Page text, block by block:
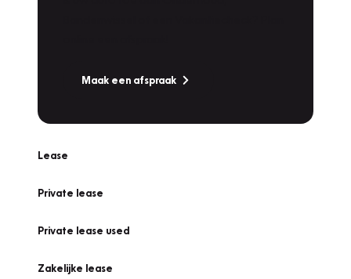
Maak een afspraak
Lease
Private lease
Private lease used
Zakelijke lease